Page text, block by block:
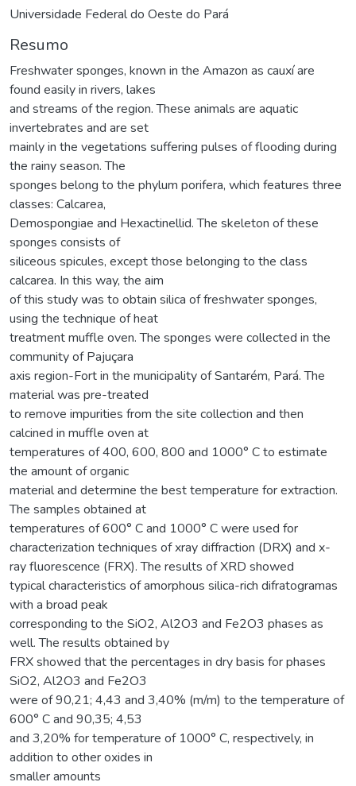
Universidade Federal do Oeste do Pará
Resumo
Freshwater sponges, known in the Amazon as cauxí are
found easily in rivers, lakes
and streams of the region. These animals are aquatic
invertebrates and are set
mainly in the vegetations suffering pulses of flooding during
the rainy season. The
sponges belong to the phylum porifera, which features three
classes: Calcarea,
Demospongiae and Hexactinellid. The skeleton of these
sponges consists of
siliceous spicules, except those belonging to the class
calcarea. In this way, the aim
of this study was to obtain silica of freshwater sponges,
using the technique of heat
treatment muffle oven. The sponges were collected in the
community of Pajuçara
axis region-Fort in the municipality of Santarém, Pará. The
material was pre-treated
to remove impurities from the site collection and then
calcined in muffle oven at
temperatures of 400, 600, 800 and 1000° C to estimate
the amount of organic
material and determine the best temperature for extraction.
The samples obtained at
temperatures of 600° C and 1000° C were used for
characterization techniques of xray diffraction (DRX) and x-
ray fluorescence (FRX). The results of XRD showed
typical characteristics of amorphous silica-rich difratogramas
with a broad peak
corresponding to the SiO2, Al2O3 and Fe2O3 phases as
well. The results obtained by
FRX showed that the percentages in dry basis for phases
SiO2, Al2O3 and Fe2O3
were of 90,21; 4,43 and 3,40% (m/m) to the temperature of
600° C and 90,35; 4,53
and 3,20% for temperature of 1000° C, respectively, in
addition to other oxides in
smaller amounts